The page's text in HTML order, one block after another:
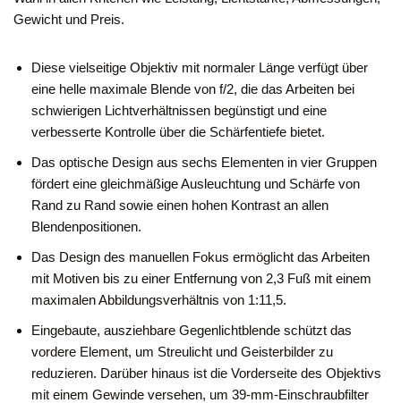
Gewicht und Preis.
Diese vielseitige Objektiv mit normaler Länge verfügt über
eine helle maximale Blende von f/2, die das Arbeiten bei
schwierigen Lichtverhältnissen begünstigt und eine
verbesserte Kontrolle über die Schärfentiefe bietet.
Das optische Design aus sechs Elementen in vier Gruppen
fördert eine gleichmäßige Ausleuchtung und Schärfe von
Rand zu Rand sowie einen hohen Kontrast an allen
Blendenpositionen.
Das Design des manuellen Fokus ermöglicht das Arbeiten
mit Motiven bis zu einer Entfernung von 2,3 Fuß mit einem
maximalen Abbildungsverhältnis von 1:11,5.
Eingebaute, ausziehbare Gegenlichtblende schützt das
vordere Element, um Streulicht und Geisterbilder zu
reduzieren. Darüber hinaus ist die Vorderseite des Objektivs
mit einem Gewinde versehen, um 39-mm-Einschraubfilter